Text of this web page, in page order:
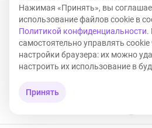
D Diasoft
Diasoft
legal_collection
ПКО АСВ
Нажимая «Принять», вы
использование файлов cookie в
Политикой конфиденциальности.
самостоятельно управлять cookie
настройки браузера: их можно
настроить их использование в
Принять